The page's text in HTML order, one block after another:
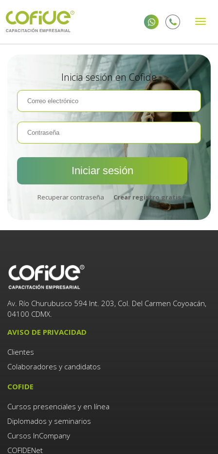
Inicia sesión en Cofide
Recuperar contraseña Crear registro gratis
Av. Río Churubusco 594 Int. 203, Col. Del Carmen Coyoacán,
04100 CDMX.
AVISO DE PRIVACIDAD
Clientes
Colaboradores y candidatos
COFIDE
Cursos presenciales y en línea
Diplomados y seminarios
Cursos InCompany
COFIDENet